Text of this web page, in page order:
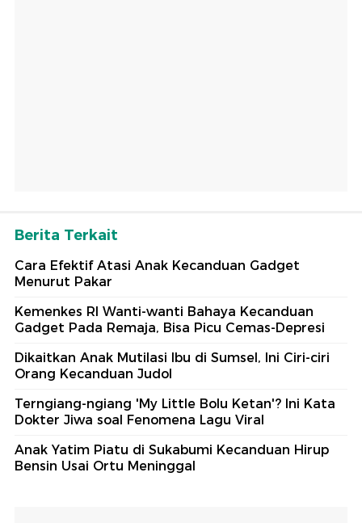
Berita Terkait
Cara Efektif Atasi Anak Kecanduan Gadget
Menurut Pakar
Kemenkes RI Wanti-wanti Bahaya Kecanduan
Gadget Pada Remaja, Bisa Picu Cemas-Depresi
Dikaitkan Anak Mutilasi Ibu di Sumsel, Ini Ciri-ciri
Orang Kecanduan Judol
Terngiang-ngiang 'My Little Bolu Ketan'? Ini Kata
Dokter Jiwa soal Fenomena Lagu Viral
Anak Yatim Piatu di Sukabumi Kecanduan Hirup
Bensin Usai Ortu Meninggal